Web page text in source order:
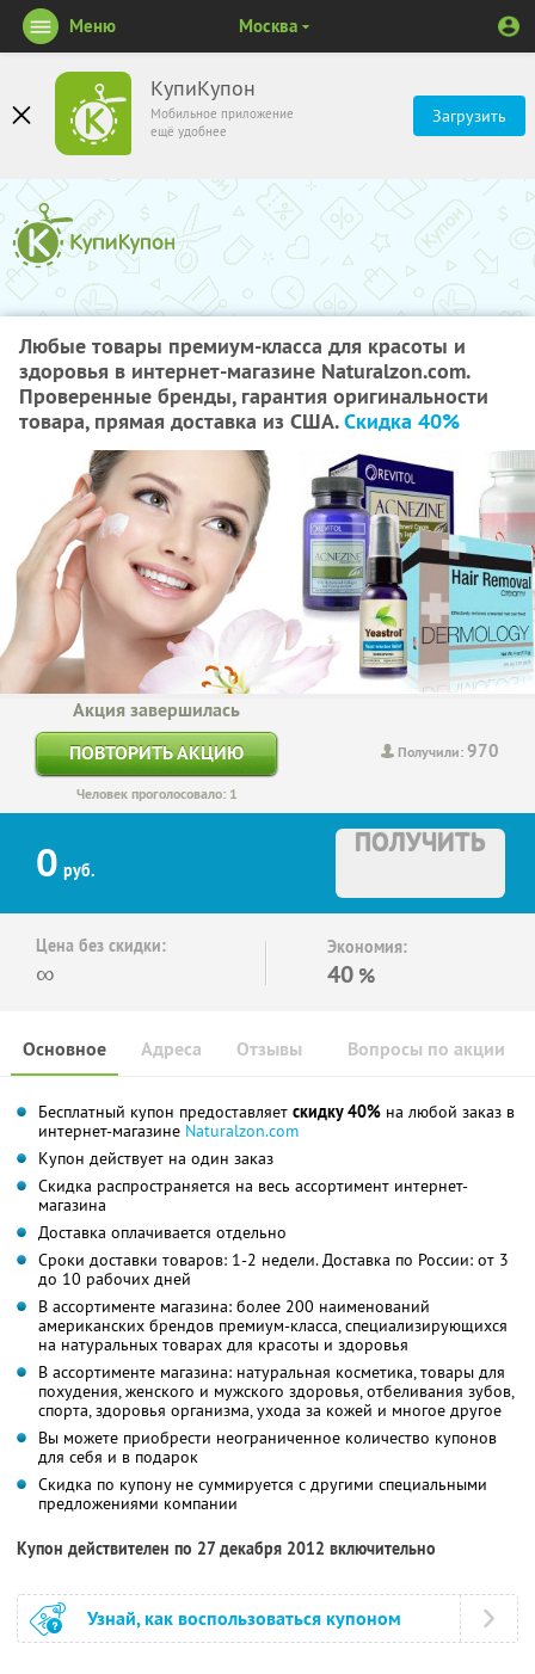
КупиКупон
Мобильное приложение
ещё удобнее
Загрузить
Меню Москва
Любые товары премиум-класса для красоты и
здоровья в интернет-магазине Naturalzon.com.
Проверенные бренды, гарантия оригинальности
товара, прямая доставка из США.Скидка 40%
Получили:970
Акция завершилась
ПОВТОРИТЬ АКЦИЮ
Человек проголосовало: 1
0 руб.
ПОЛУЧИТЬ
Цена без скидки:
∞
Экономия:
40 %
Основное Отзывы Вопросы по акции
Адреса
Бесплатный купон предоставляет скидку 40% на любой заказ в
интернет-магазине Naturalzon.com
Купон действует на один заказ
Скидка распространяется на весь ассортимент интернет-
магазина
Доставка оплачивается отдельно
Сроки доставки товаров: 1-2 недели. Доставка по России: от 3
до 10 рабочих дней
В ассортименте магазина: более 200 наименований
американских брендов премиум-класса, специализирующихся
на натуральных товарах для красоты и здоровья
В ассортименте магазина: натуральная косметика, товары для
похудения, женского и мужского здоровья, отбеливания зубов,
спорта, здоровья организма, ухода за кожей и многое другое
Вы можете приобрести неограниченное количество купонов
для себя и в подарок
Скидка по купону не суммируется с другими специальными
предложениями компании
Купон действителен по 27 декабря 2012 включительно
Узнай, как воспользоваться купоном